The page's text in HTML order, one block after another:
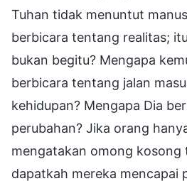
Tuhan tidak menuntut
berbicara tentang realitas;
bukan begitu? Mengapa
berbicara tentang jalan
kehidupan? Mengapa Dia
perubahan? Jika orang
mengatakan omong kosong
dapatkah mereka mencapai